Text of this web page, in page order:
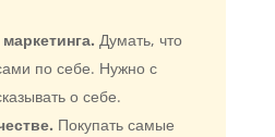
Думать, что
по себе. Нужно с
о себе.
Покупать самые